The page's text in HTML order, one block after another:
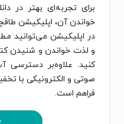
برای تجربه‌ای بهتر در
خواندن آن، اپلیکیشن
در اپلیکیشن می‌توانید
و لذت خواندن و شنیدن
کنید. علاوه‌بر دسترسی
صوتی و الکترونیکی با
فراهم است.